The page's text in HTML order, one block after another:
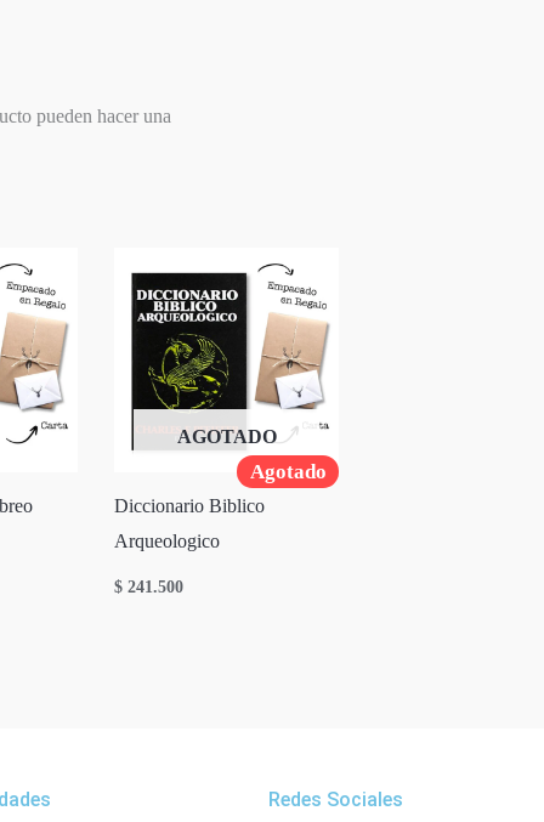
pueden hacer una
Agotado
AGOTADO
Diccionario Biblico
Arqueologico
$ 241.500
Redes Sociales